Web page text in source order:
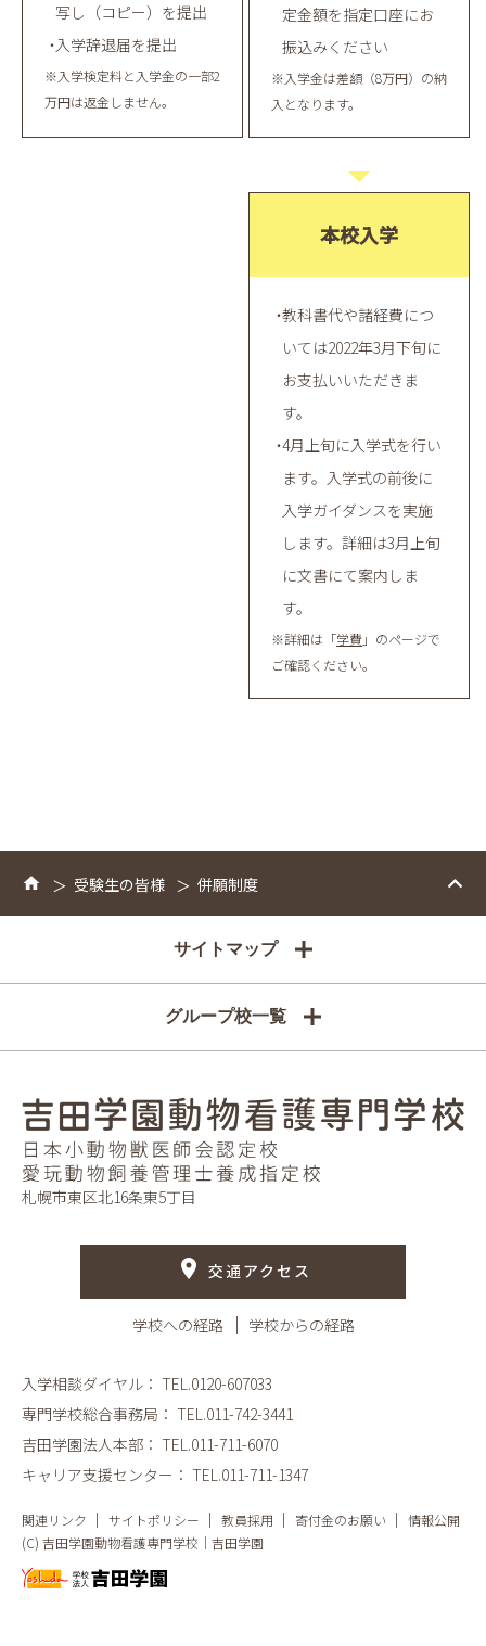
写し（コピー）を提出
入学辞退届を提出
※入学検定料と入学金の一部2
万円は返金しません。
定金額を指定口座にお
振込みください
※入学金は差額（8万円）の納
入となります。
本校入学
教科書代や諸経費につ
いては2022年3月下旬に
お支払いいただきま
す。
4月上旬に入学式を行い
ます。入学式の前後に
入学ガイダンスを実施
します。詳細は3月上旬
に文書にて案内しま
す。
※詳細は「学費」のページで
ご確認ください。
受験生の皆様 併願制度
サイトマップ
グループ校一覧
札幌市東区北16条東5丁目
交通アクセス
学校への経路 学校からの経路
入学相談ダイヤル： TEL.0120-607033
専門学校総合事務局： TEL.011-742-3441
吉田学園法人本部： TEL.011-711-6070
キャリア支援センター： TEL.011-711-1347
関連リンク サイトポリシー 教員採用 寄付金のお願い
情報公開
(C) 吉田学園動物看護専門学校｜吉田学園